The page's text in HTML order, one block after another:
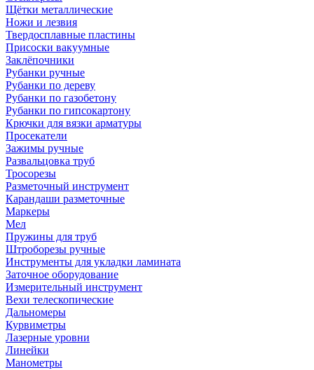
Щётки металлические
Ножи и лезвия
Твердосплавные пластины
Присоски вакуумные
Заклёпочники
Рубанки ручные
Рубанки по дереву
Рубанки по газобетону
Рубанки по гипсокартону
Крючки для вязки арматуры
Просекатели
Зажимы ручные
Развальцовка труб
Тросорезы
Разметочный инструмент
Карандаши разметочные
Маркеры
Мел
Пружины для труб
Штроборезы ручные
Инструменты для укладки ламината
Заточное оборудование
Измерительный инструмент
Вехи телескопические
Дальномеры
Курвиметры
Лазерные уровни
Линейки
Манометры